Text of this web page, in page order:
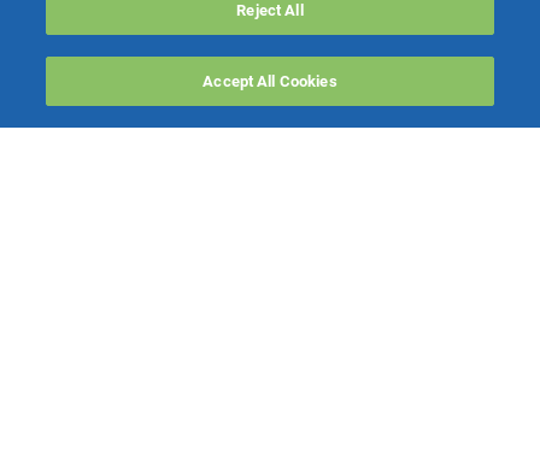
Reject All
Accept All Cookies